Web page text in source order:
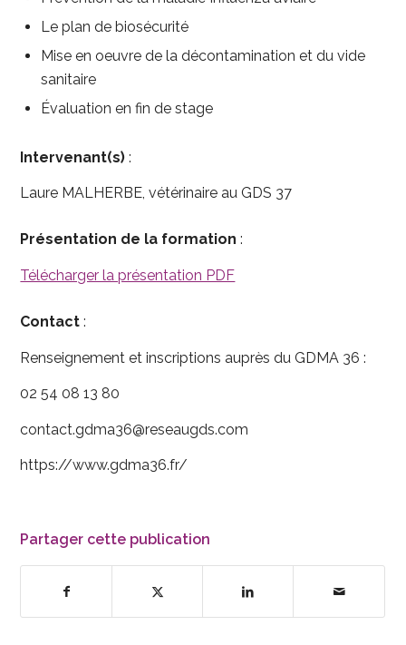
Le plan de biosécurité
Mise en oeuvre de la décontamination et du vide
sanitaire
Évaluation en fin de stage
Intervenant(s) :
Laure MALHERBE, vétérinaire au GDS 37
Présentation de la formation :
Télécharger la présentation PDF
Contact :
Renseignement et inscriptions auprès du GDMA 36 :
02 54 08 13 80
contact.gdma36@reseaugds.com
https://www.gdma36.fr/
Partager cette publication